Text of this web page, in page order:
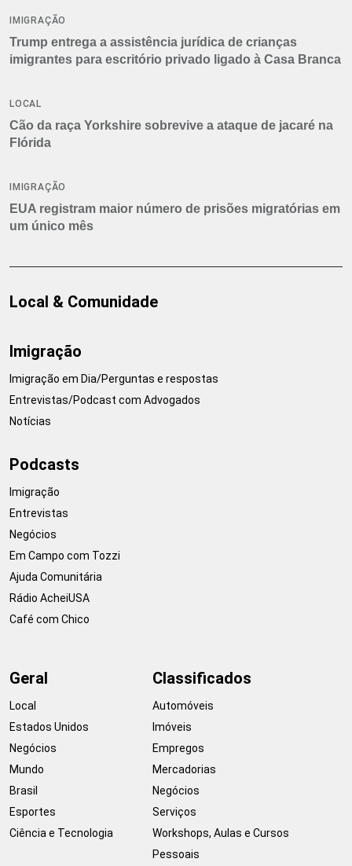
IMIGRAÇÃO
Trump entrega a assistência jurídica de crianças
imigrantes para escritório privado ligado à Casa Branca
LOCAL
Cão da raça Yorkshire sobrevive a ataque de jacaré na
Flórida
IMIGRAÇÃO
EUA registram maior número de prisões migratórias em
um único mês
Local & Comunidade
Imigração
Imigração em Dia/Perguntas e respostas
Entrevistas/Podcast com Advogados
Notícias
Podcasts
Imigração
Entrevistas
Negócios
Em Campo com Tozzi
Ajuda Comunitária
Rádio AcheiUSA
Café com Chico
Geral
Local
Estados Unidos
Negócios
Mundo
Brasil
Esportes
Ciência e Tecnologia
Classificados
Automóveis
Imóveis
Empregos
Mercadorias
Negócios
Serviços
Workshops, Aulas e Cursos
Pessoais